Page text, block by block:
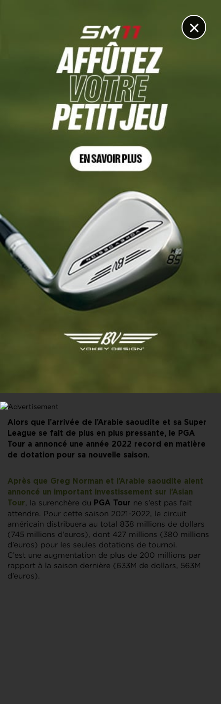
×
Alors que l’arrivée de l’Arabie saoudite et sa Super
League se fait de plus en plus pressante, le PGA
Tour a annoncé une année 2022 record en matière
de dotation pour sa nouvelle saison.
Après que Greg Norman et l’Arabie saoudite aient
annoncé un important investissement sur l’Asian
Tour, la surenchère du PGA Tour ne s’est pas fait
attendre. Pour cette saison 2021-2022, le circuit
américain distribuera au total 838 millions de dollars
(745 millions d’euros), dont 427 millions (380 millions
d’euros) pour les seules dotations de tournoi.
C’est une augmentation de plus de 200 millions par
rapport à la saison dernière (633M de dollars, 563M
d’euros).